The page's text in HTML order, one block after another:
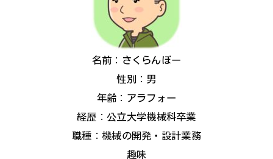
名前：さくらんぼー
性別：男
年齢：アラフォー
経歴：公立大学機械科卒業
職種：機械の開発・設計業務
趣味